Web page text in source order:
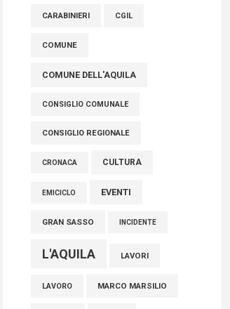
tra cui molti abruzzesi"
06 Agosto 2026
CARABINIERI CGIL
COMUNE
COMUNE DELL'AQUILA
CONSIGLIO COMUNALE
CONSIGLIO REGIONALE
CRONACA CULTURA
EMICICLO EVENTI
GRAN SASSO INCIDENTE
L'AQUILA LAVORI
LAVORO MARCO MARSILIO